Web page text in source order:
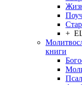
+
книги